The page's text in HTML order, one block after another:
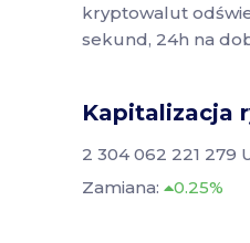
kryptowalut
sekund, 24h na
Kapitalizacja
2 304 062 221 279
Zamiana:
0.25%